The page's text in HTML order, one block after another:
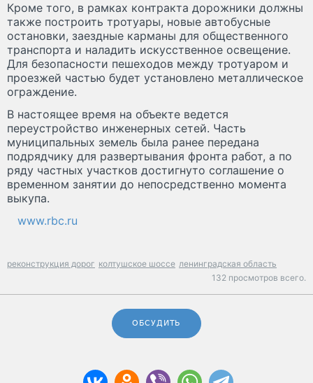
Кроме того, в рамках контракта дорожники должны
также построить тротуары, новые автобусные
остановки, заездные карманы для общественного
транспорта и наладить искусственное освещение.
Для безопасности пешеходов между тротуаром и
проезжей частью будет установлено металлическое
ограждение.
В настоящее время на объекте ведется
переустройство инженерных сетей. Часть
муниципальных земель была ранее передана
подрядчику для развертывания фронта работ, а по
ряду частных участков достигнуто соглашение о
временном занятии до непосредственно момента
выкупа.
www.rbc.ru
реконструкция дорог колтушское шоссе ленинградская область
132 просмотров всего.
ОБСУДИТЬ